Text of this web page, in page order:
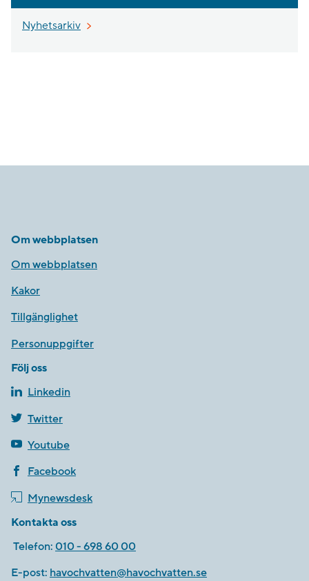
Nyhetsarkiv
Om webbplatsen
Om webbplatsen
Kakor
Tillgänglighet
Personuppgifter
Följ oss
Linkedin
Twitter
Youtube
Facebook
Mynewsdesk
Kontakta oss
Telefon: 010 - 698 60 00
E-post: havochvatten@havochvatten.se